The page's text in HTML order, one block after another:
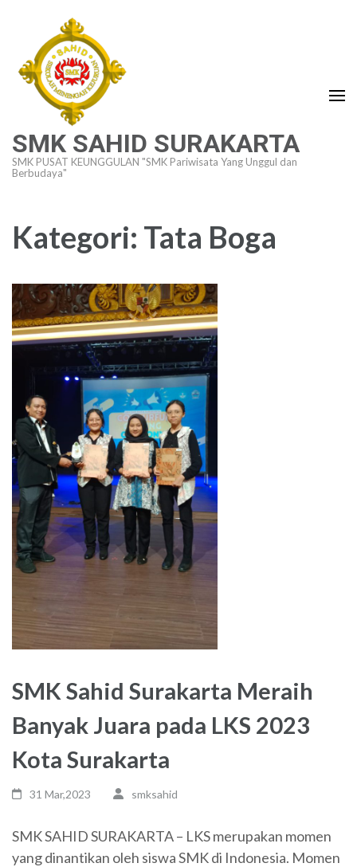
konten
(Tekan
Enter)
SMK SAHID SURAKARTA
SMK PUSAT KEUNGGULAN "SMK Pariwisata Yang Unggul dan
Berbudaya"
Kategori: Tata Boga
SMK Sahid Surakarta Meraih
Banyak Juara pada LKS 2023
Kota Surakarta
31 Mar,2023 smksahid
SMK SAHID SURAKARTA – LKS merupakan momen
yang dinantikan oleh siswa SMK di Indonesia. Momen